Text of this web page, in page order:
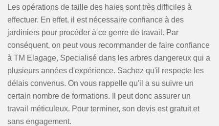
Les opérations de taille des haies sont très difficiles à
effectuer. En effet, il est nécessaire confiance à des
jardiniers pour procéder à ce genre de travail. Par
conséquent, on peut vous recommander de faire confiance
à TM Elagage, Specialisé dans les arbres dangereux qui a
plusieurs années d'expérience. Sachez qu'il respecte les
délais convenus. On vous rappelle qu'il a su suivre un
certain nombre de formations. Il peut donc assurer un
travail méticuleux. Pour terminer, son devis est gratuit et
sans engagement.